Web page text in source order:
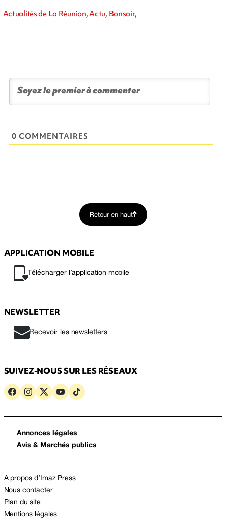
Actualités de La Réunion, Actu, Bonsoir,
0 COMMENTAIRES
Retour en haut
APPLICATION MOBILE
Télécharger l’application mobile
NEWSLETTER
Recevoir les newsletters
SUIVEZ-NOUS SUR LES RÉSEAUX
Annonces légales
Avis & Marchés publics
A propos d’Imaz Press
Nous contacter
Plan du site
Mentions légales